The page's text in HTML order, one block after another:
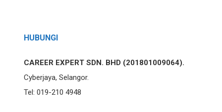
HUBUNGI
CAREER EXPERT SDN. BHD (201801009064).
Cyberjaya, Selangor.
Tel: 019-210 4948